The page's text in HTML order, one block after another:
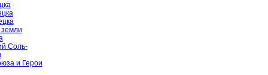
Соль-
и Герои